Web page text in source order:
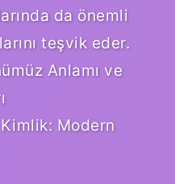
da önemli
teşvik eder.
Anlamı ve
Modern